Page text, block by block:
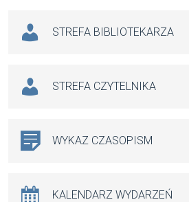
STREFA BIBLIOTEKARZA
STREFA CZYTELNIKA
WYKAZ CZASOPISM
KALENDARZ WYDARZEŃ